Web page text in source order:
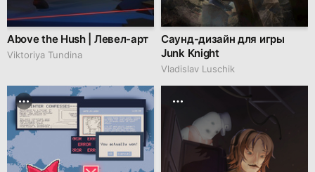
Above the Hush | Левел-арт
Viktoriya Tundina
Саунд-дизайн для игры
Junk Knight
Vladislav Luschik